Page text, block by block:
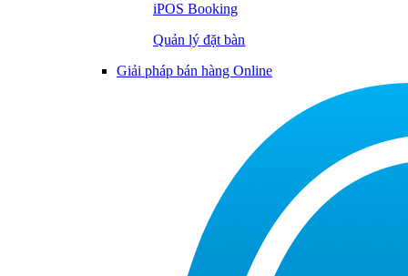
iPOS Booking
Quản lý đặt bàn
Giải pháp bán hàng Online